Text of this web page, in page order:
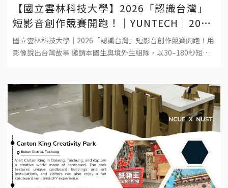
【國立雲林科技大學】2026「認識台灣」
短影音創作競賽開跑！│YUNTECH│2026
“DISCOVER TAIWAN” SHORT VIDEO
COMPETITION
國立雲林科技大學｜2026「認識台灣」短影音創作競賽開跑！用
影像說出台灣故事 邀請本國生與境外生組隊，以30–180秒短影